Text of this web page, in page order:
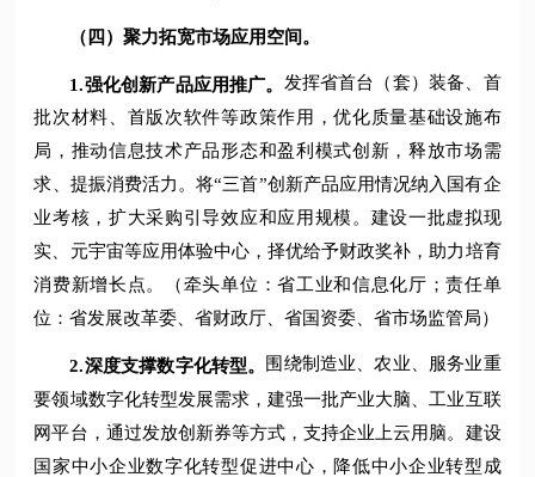
（四）聚力拓宽市场应用空间。
1.强化创新产品应用推广。 发挥省首台（套）装备、首
批次材料、首版次软件等政策作用，优化质量基础设施布
局，推动信息技术产品形态和盈利模式创新，释放市场需
求、提振消费活力。将“三首”创新产品应用情况纳入国有企
业考核，扩大采购引导效应和应用规模。建设一批虚拟现
实、元宇宙等应用体验中心，择优给予财政奖补，助力培育
消费新增长点。（牵头单位：省工业和信息化厅；责任单
位：省发展改革委、省财政厅、省国资委、省市场监管局）
2.深度支撑数字化转型。 围绕制造业、农业、服务业重
要领域数字化转型发展需求，建强一批产业大脑、工业互联
网平台，通过发放创新券等方式，支持企业上云用脑。建设
国家中小企业数字化转型促进中心，降低中小企业转型成